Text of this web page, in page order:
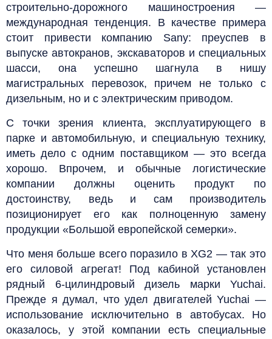
строительно-дорожного машиностроения —
международная тенденция. В качестве примера
стоит привести компанию Sany: преуспев в
выпуске автокранов, экскаваторов и специальных
шасси, она успешно шагнула в нишу
магистральных перевозок, причем не только с
дизельным, но и с электрическим приводом.
С точки зрения клиента, эксплуатирующего в
парке и автомобильную, и специальную технику,
иметь дело с одним поставщиком — это всегда
хорошо. Впрочем, и обычные логистические
компании должны оценить продукт по
достоинству, ведь и сам производитель
позиционирует его как полноценную замену
продукции «Большой европейской семерки».
Что меня больше всего поразило в XG2 — так это
его силовой агрегат! Под кабиной установлен
рядный 6-цилиндровый дизель марки Yuchai.
Прежде я думал, что удел двигателей Yuchai —
использование исключительно в автобусах. Но
оказалось, у этой компании есть специальные